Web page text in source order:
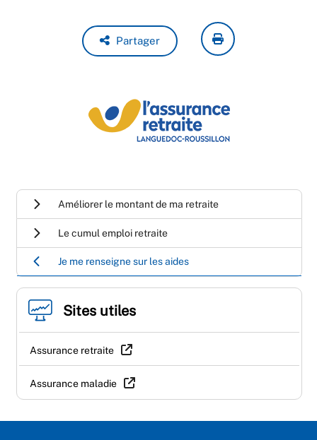
Partager
Améliorer le montant de ma retraite
Le cumul emploi retraite
Je me renseigne sur les aides
Sites utiles
Assurance retraite
Assurance maladie